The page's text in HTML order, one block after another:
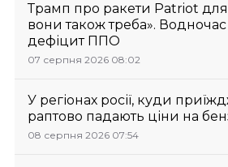
Трамп про ракети Patriot
вони також треба».
дефіцит ППО
07 серпня 2026 08:02
У регіонах росії, куди
раптово падають ціни на
08 серпня 2026 07:54